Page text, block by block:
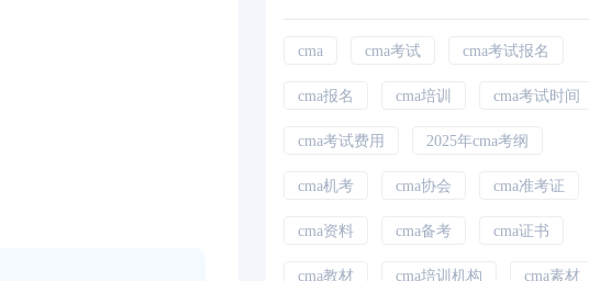
cma cma考试 cma考试报名
cma报名 cma培训 cma考试时间
cma考试费用 2025年cma考纲
cma机考 cma协会 cma准考证
cma资料 cma备考 cma证书
cma教材 cma培训机构 cma素材